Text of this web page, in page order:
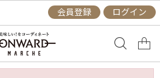
会員登録 ログイン